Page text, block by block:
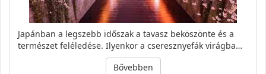
Japánban a legszebb időszak a tavasz beköszönte és a
természet feléledése. Ilyenkor a cseresznyefák virágba…
Bővebben